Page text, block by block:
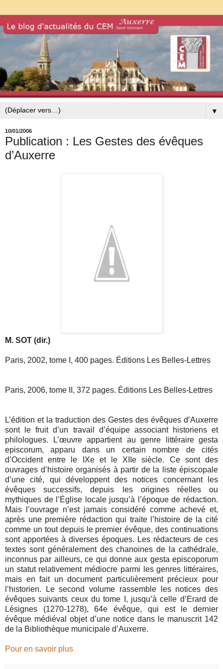
▼
10/01/2006
Publication : Les Gestes des évêques
d’Auxerre
M. SOT (dir.)
Paris, 2002, tome I, 400 pages. Éditions Les Belles-Lettres
Paris, 2006, tome II, 372 pages. Éditions Les Belles-Lettres
L’édition et la traduction des Gestes des évêques d’Auxerre
sont le fruit d’un travail d’équipe associant historiens et
philologues. L’œuvre appartient au genre littéraire gesta
episcorum, apparu dans un certain nombre de cités
d’Occident entre le IXe et le XIIe siècle. Ce sont des
ouvrages d’histoire organisés à partir de la liste épiscopale
d’une cité, qui développent des notices concernant les
évêques successifs, depuis les origines réelles ou
mythiques de l’Église locale jusqu’à l’époque de rédaction.
Mais l’ouvrage n’est jamais considéré comme achevé et,
après une première rédaction qui traite l’histoire de la cité
comme un tout depuis le premier évêque, des continuations
sont apportées à diverses époques. Les rédacteurs de ces
textes sont généralement des chanoines de la cathédrale,
inconnus par ailleurs, ce qui donne aux gesta episcoporum
un statut relativement médiocre parmi les genres littéraires,
mais en fait un document particulièrement précieux pour
l’historien. Le second volume rassemble les notices des
évêques suivants ceux du tome I, jusqu’à celle d’Erard de
Lésignes (1270-1278), 64e évêque, qui est le dernier
évêque médiéval objet d’une notice dans le manuscrit 142
de la Bibliothèque municipale d’Auxerre.
Pour en savoir plus